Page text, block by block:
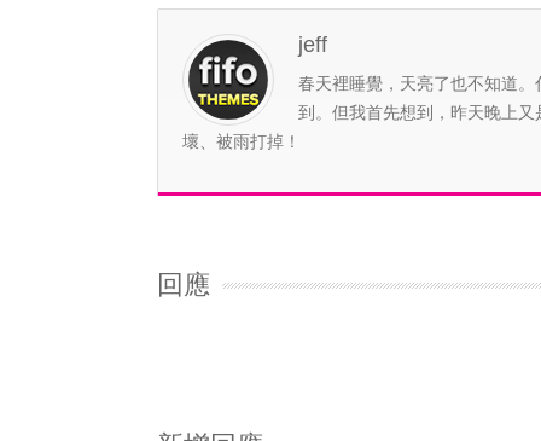
jeff
春天裡睡覺，天亮了也不知道
到。但我首先想到，昨天晚上
壞、被雨打掉！
回應